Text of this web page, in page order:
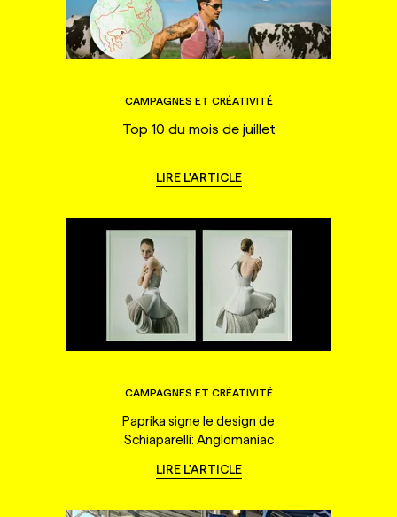
CAMPAGNES ET CRÉATIVITÉ
Top 10 du mois de juillet
LIRE L'ARTICLE
CAMPAGNES ET CRÉATIVITÉ
Paprika signe le design de
Schiaparelli: Anglomaniac
LIRE L'ARTICLE